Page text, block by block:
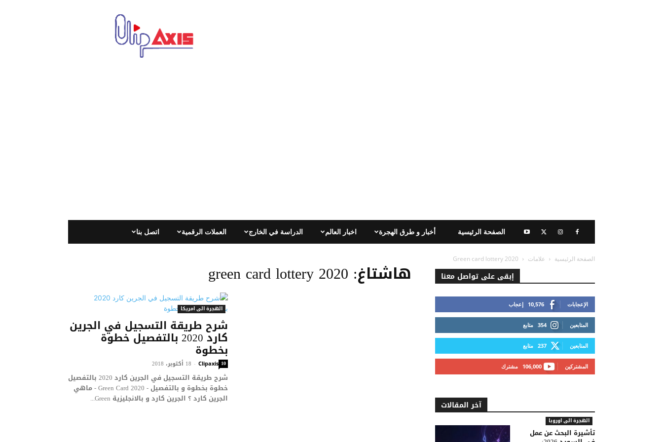
اتصل بنا العملات الرقمية الدراسة في الخارج اخبار العالم أخبار و طرق الهجرة الصفحة الرئيسية
الصفحة الرئيسية علامات Green card lottery 2020
هاشتاغ: green card lottery 2020
الهجرة الى امريكا
شرح طريقة التسجيل في الجرين
كارد 2020 بالتفصيل خطوة
بخطوة
Clipaxis
- 18 أكتوبر، 2018 10
شرح طريقة التسجيل في الجرين كارد 2020 بالتفصيل
خطوة بخطوة و بالتفصيل - Green Card 2020 - ماهي
الجرين كارد ؟ الجرين كارد و بالانجليزية Green...
إبقى على تواصل معنا
10,576 إعجاب الإعجابات
354 متابع المتابعين
237 متابع المتابعين
106,000 مشترك المشتركين
آخر المقالات
الهجرة الى اوروبا
تأشيرة البحث عن عمل